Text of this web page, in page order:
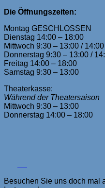
Die Öffnungszeiten:
Montag GESCHLOSSEN
Dienstag 14:00 – 18:00
Mittwoch 9:30 – 13:00 /
Donnerstag 9:30 – 13:00 /
Freitag 14:00 – 18:00
Samstag 9:30 – 13:00
Theaterkasse:
Während der Theatersaison
Mittwoch 9:30 – 13:00
Donnerstag 14:00 – 18:00
Besuchen Sie uns doch mal